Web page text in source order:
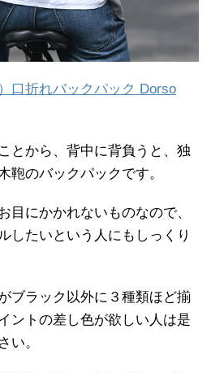
口折れバックパック Dorso
とから、背中に背負うと、独
鞄のバックパックです。
目にかかれないものなので、
したいという人にもしっくり
ブラック以外に３種類ほど揃
ントの差し色が欲しい人は是
い。